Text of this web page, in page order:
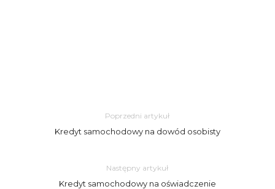
Poprzedni artykuł
Kredyt samochodowy na dowód osobisty
Następny artykuł
Kredyt samochodowy na oświadczenie